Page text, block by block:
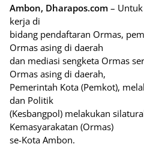
Ambon, Dharapos.com –
kerja di
bidang pendaftaran Ormas,
Ormas asing di daerah
dan mediasi sengketa Ormas
Ormas asing di daerah,
Pemerintah Kota (Pemkot),
dan Politik
(Kesbangpol) melakukan
Kemasyarakatan (Ormas)
se-Kota Ambon.